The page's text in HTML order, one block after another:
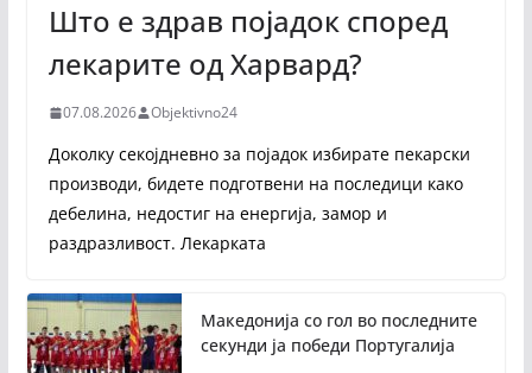
Што е здрав појадок според
лекарите од Харвард?
07.08.2026 Objektivno24
Доколку секојдневно за појадок избирате пекарски
производи, бидете подготвени на последици како
дебелина, недостиг на енергија, замор и
раздразливост. Лекарката
Македонија со гол во последните
секунди ја победи Португалија